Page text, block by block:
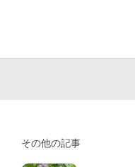
その他の記事